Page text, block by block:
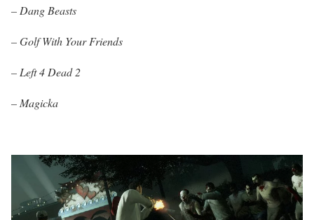
– Dang Beasts
– Golf With Your Friends
– Left 4 Dead 2
– Magicka